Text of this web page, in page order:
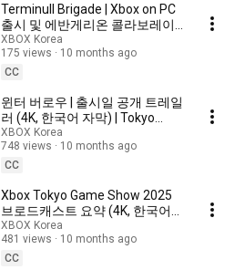
Terminull Brigade | Xbox on PC
출시 및 에반게리온 콜라보레이
션 공지 트레일러 (4K, 한국어 자
막) | Tokyo Game Show 2025
XBOX Korea
175 views
10 months ago
CC
윈터 버로우 | 출시일 공개 트레일
러 (4K, 한국어 자막) | Tokyo
Game Show 2025
XBOX Korea
748 views
10 months ago
CC
Xbox Tokyo Game Show 2025
브로드캐스트 요약 (4K, 한국어
자막)
XBOX Korea
481 views
10 months ago
CC